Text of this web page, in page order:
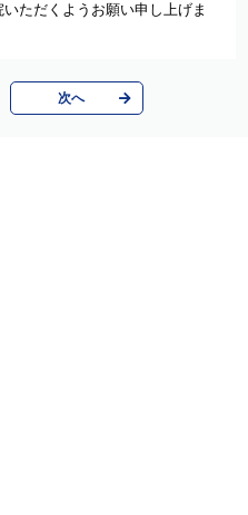
ただくようお願い申し上げま
次へ